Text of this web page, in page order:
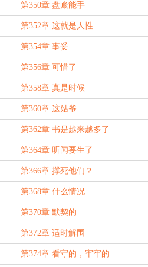
第350章 盘账能手
第352章 这就是人性
第354章 事妥
第356章 可惜了
第358章 真是时候
第360章 这姑爷
第362章 书是越来越多了
第364章 听闻要生了
第366章 撑死他们？
第368章 什么情况
第370章 默契的
第372章 适时解围
第374章 看守的，牢牢的